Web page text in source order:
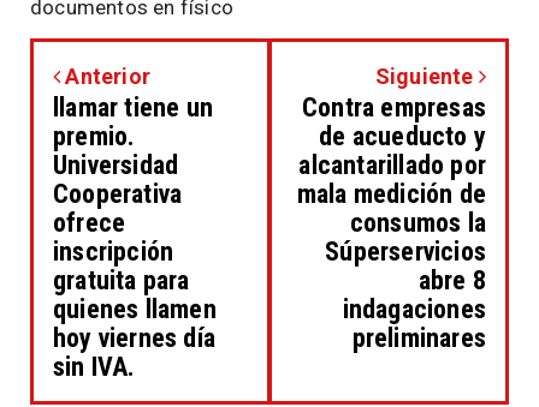
documentos en físico
Anterior
llamar tiene un
premio.
Universidad
Cooperativa
ofrece
inscripción
gratuita para
quienes llamen
hoy viernes día
sin IVA.
Siguiente
Contra empresas
de acueducto y
alcantarillado por
mala medición de
consumos la
Súperservicios
abre 8
indagaciones
preliminares